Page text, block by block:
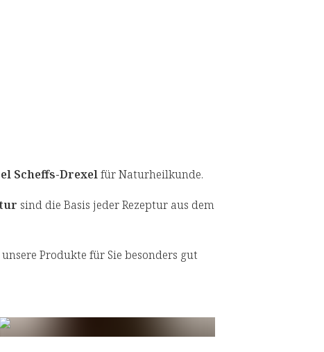
Scheffs-Drexelfür Naturheilkunde.
sind die Basis jeder Rezeptur aus dem
Produkte für Sie besonders gut